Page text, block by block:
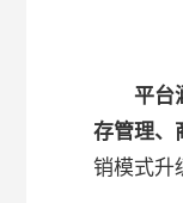
平台
存管理、
销模式升